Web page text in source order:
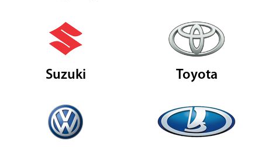
Suzuki Toyota